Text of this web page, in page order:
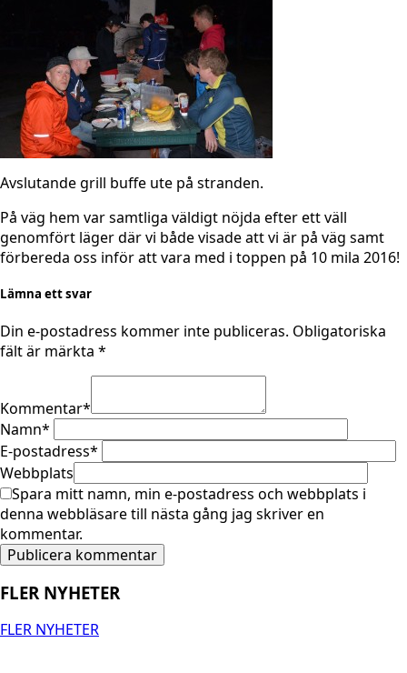
Avslutande grill buffe ute på stranden.
På väg hem var samtliga väldigt nöjda efter ett väll
genomfört läger där vi både visade att vi är på väg samt
förbereda oss inför att vara med i toppen på 10 mila 2016!
Lämna ett svar
Din e-postadress kommer inte publiceras. Obligatoriska
fält är märkta *
Kommentar*
Namn*
E-postadress*
Webbplats
Spara mitt namn, min e-postadress och webbplats i
denna webbläsare till nästa gång jag skriver en
kommentar.
FLER NYHETER
FLER NYHETER